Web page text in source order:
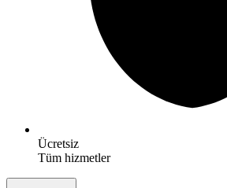
Ücretsiz
Tüm hizmetler